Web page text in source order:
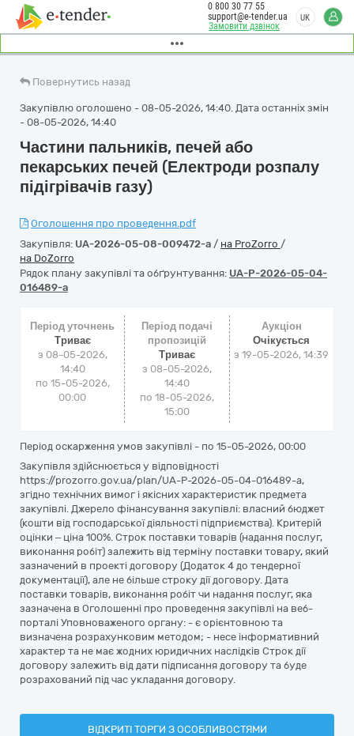
Замовити дзвінок
0 800 30 77 55
support@e-tender.ua
UK
Повернутись назад
Закупівлю оголошено - 08-05-2026, 14:40. Дата останніх змін
- 08-05-2026, 14:40
Частини пальників, печей або
пекарських печей (Електроди розпалу
підігрівачів газу)
Оголошення про проведення.pdf
Закупівля: UA-2026-05-08-009472-a / на ProZorro /
на DoZorro
Рядок плану закупівлі та обґрунтування: UA-P-2026-05-04-
016489-a
Період уточнень
Триває
з 08-05-2026,
14:40
по 15-05-2026,
00:00
Період подачі
пропозицій
Триває
з 08-05-2026,
14:40
по 18-05-2026,
15:00
Аукціон
Очікується
з19-05-2026, 14:39
Період оскарження умов закупівлі - по 15-05-2026, 00:00
Закупівля здійснюється у відповідності
https://prozorro.gov.ua/plan/UA-P-2026-05-04-016489-a,
згідно технічних вимог і якісних характеристик предмета
закупівлі. Джерело фінансування закупівлі: власний бюджет
(кошти від господарської діяльності підприємства). Критерій
оцінки – ціна 100%. Строк поставки товарів (надання послуг,
виконання робіт) залежить від терміну поставки товару, який
зазначений в проекті договору (Додаток 4 до тендерної
документації), але не більше строку дії договору. Дата
поставки товарів, виконання робіт чи надання послуг, яка
зазначена в Оголошенні про проведення закупівлі на веб-
порталі Уповноваженого органу: - є орієнтовною та
визначена розрахунковим методом; - несе інформативний
характер та не має жодних юридичних наслідків Строк дії
договору залежить від дати підписання договору та буде
розрахований під час укладання договору.
ВІДКРИТІ ТОРГИ З ОСОБЛИВОСТЯМИ